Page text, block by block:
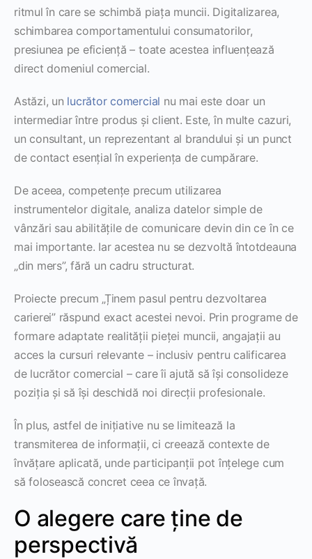
ritmul în care se schimbă piața muncii. Digitalizarea,
schimbarea comportamentului consumatorilor,
presiunea pe eficiență – toate acestea influențează
direct domeniul comercial.
Astăzi, un lucrător comercial nu mai este doar un
intermediar între produs și client. Este, în multe cazuri,
un consultant, un reprezentant al brandului și un punct
de contact esențial în experiența de cumpărare.
De aceea, competențe precum utilizarea
instrumentelor digitale, analiza datelor simple de
vânzări sau abilitățile de comunicare devin din ce în ce
mai importante. Iar acestea nu se dezvoltă întotdeauna
„din mers”, fără un cadru structurat.
Proiecte precum „Ținem pasul pentru dezvoltarea
carierei” răspund exact acestei nevoi. Prin programe de
formare adaptate realității pieței muncii, angajații au
acces la cursuri relevante – inclusiv pentru calificarea
de lucrător comercial – care îi ajută să își consolideze
poziția și să își deschidă noi direcții profesionale.
În plus, astfel de inițiative nu se limitează la
transmiterea de informații, ci creează contexte de
învățare aplicată, unde participanții pot înțelege cum
să folosească concret ceea ce învață.
O alegere care ține de
perspectivă